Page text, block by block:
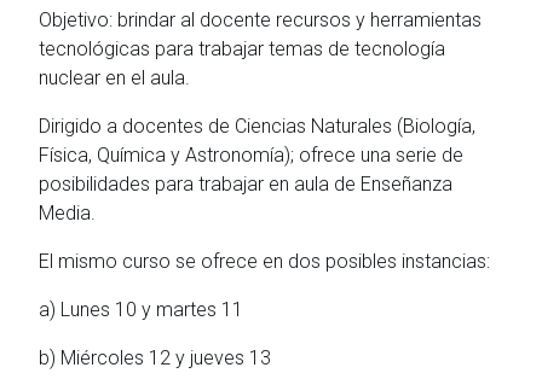
Objetivo: brindar al docente recursos y herramientas
tecnológicas para trabajar temas de tecnología
nuclear en el aula.
Dirigido a docentes de Ciencias Naturales (Biología,
Física, Química y Astronomía); ofrece una serie de
posibilidades para trabajar en aula de Enseñanza
Media.
El mismo curso se ofrece en dos posibles instancias:
a) Lunes 10 y martes 11
b) Miércoles 12 y jueves 13